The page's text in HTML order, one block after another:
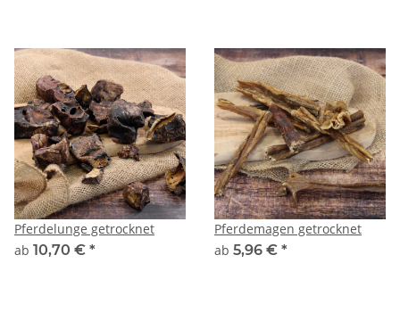
Pferdelunge getrocknet
ab 10,70 € *
Pferdemagen getrocknet
ab 5,96 € *